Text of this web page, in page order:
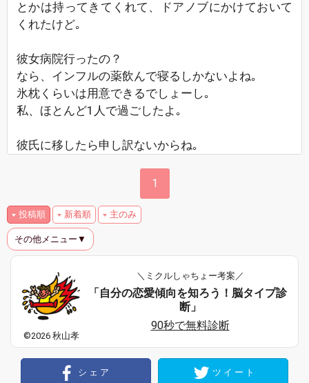
とかは持ってきてくれて、ドアノブにかけておいて
くれたけど｡
彼女病院行ったの？
なら、インフルの薬飲んで寝るしかないよね｡
氷枕くらいは用意できるでしょーし｡
私、ほとんど1人で過ごしたよ｡
彼氏に移したら申し訳ないからね｡
1
投稿順 新着順 主のみ
その他メニュー▼
©2026 秋山孝
＼ミクルしゃちょー考案／
「自分の恋愛傾向を知ろう！脳タイプ診
断」
90秒で無料診断
シェア ツイート